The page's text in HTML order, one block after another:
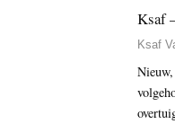
Ksaf
Ksaf